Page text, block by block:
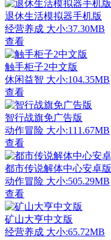
退休生活模拟器手机版
经营养成 大小:37.30MB
查看
触手柜子2中文版
休闲益智 大小:104.35MB
查看
智行战旗免广告版
动作冒险 大小:111.67MB
查看
都市传说解体中心安卓版
动作冒险 大小:505.29MB
查看
矿山大亨中文版
经营养成 大小:65.72MB